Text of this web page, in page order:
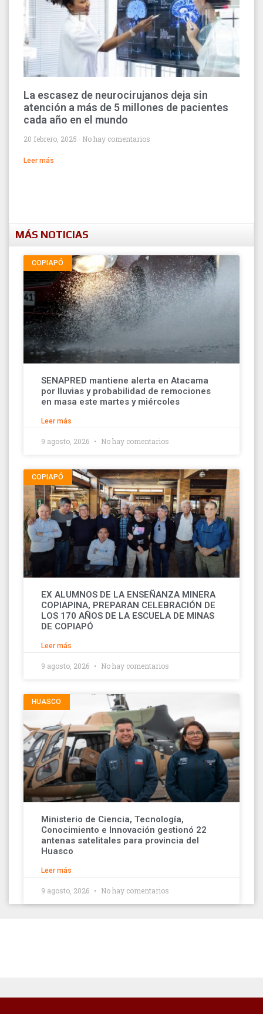
La escasez de neurocirujanos deja sin
atención a más de 5 millones de pacientes
cada año en el mundo
20 febrero, 2025 No hay comentarios
Leer más
MÁS NOTICIAS
COPIAPÓ
SENAPRED mantiene alerta en Atacama
por lluvias y probabilidad de remociones
en masa este martes y miércoles
Leer más
9 agosto, 2026 No hay comentarios
COPIAPÓ
EX ALUMNOS DE LA ENSEÑANZA MINERA
COPIAPINA, PREPARAN CELEBRACIÓN DE
LOS 170 AÑOS DE LA ESCUELA DE MINAS
DE COPIAPÓ
Leer más
9 agosto, 2026 No hay comentarios
HUASCO
Ministerio de Ciencia, Tecnología,
Conocimiento e Innovación gestionó 22
antenas satelitales para provincia del
Huasco
Leer más
9 agosto, 2026 No hay comentarios